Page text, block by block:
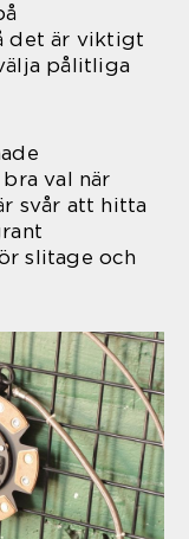
det är viktigt
pålitliga
val när
svår att hitta
slitage och